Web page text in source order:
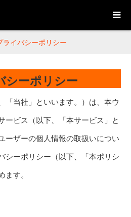
ライバシーポリシー
シーポリシー
「当社」といいます。）は、本ウ
ービス（以下、「本サービス」と
ーザーの個人情報の取扱いについ
シーポリシー（以下、「本ポリシ
ます。